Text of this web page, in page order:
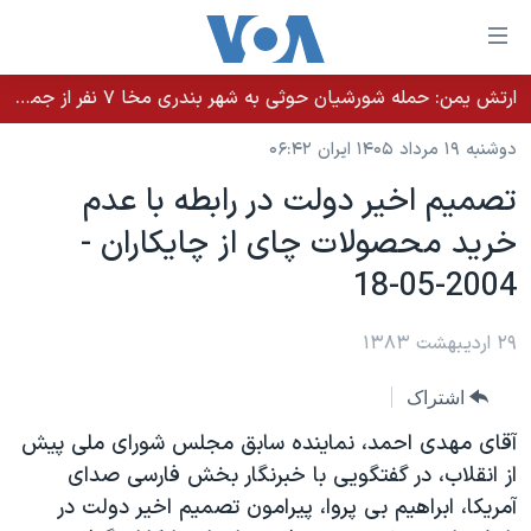
لینکهای
قابل
دسترسی
جهش
محتوای
اصلی
جهش
صفحه
جهش
به
جستجو
خانه
نسخه سبک وب‌سایت
موضوع ها
ایران
آمریکا
جهان
ویژه برنامه‌ها
ویدیوها
برنامه های تلویزیونی
جدول برنامه ها
صفحه‌های ویژه
۲۵۰سالگی آمریکا
بایگانی برنامه‌های تلویزیونی
فرکانس‌های صدای آمریکا
پخش رادیویی
یادگیری زبان انگلیسی
ارتش یمن: حمله شورشیان حوثی به شهر بندری مخا ۷ نفر از جمله غیرنظامیان را کشت
دوشنبه ۱۹ مرداد ۱۴۰۵ ایران ۰۶:۴۲
تصميم اخير دولت در رابطه با عدم
خريد محصولات چای از چايکاران -
2004-05-18
۲۹ اردیبهشت ۱۳۸۳
اشتراک
آقای مهدی احمد، نماينده سابق مجلس شورای ملی پيش
از انقلاب، در گفتگويی با خبرنگار بخش فارسی صدای
آمريکا، ابراهيم بی پروا، پيرامون تصميم اخير دولت در